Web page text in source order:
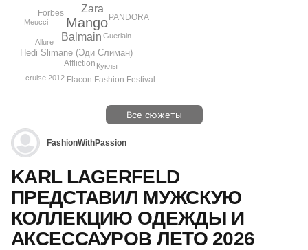
Mango
Zara
Balmain
Hedi Slimane (Эди Слиман)
Affliction
Flacon Fashion Festival
PANDORA
Forbes
Meucci
Guerlain
Куклы
Allure
cruise 2012
Все сюжеты
FashionWithPassion
KARL LAGERFELD
ПРЕДСТАВИЛ МУЖСКУЮ
КОЛЛЕКЦИЮ ОДЕЖДЫ И
АКСЕССАУРОВ ЛЕТО 2026